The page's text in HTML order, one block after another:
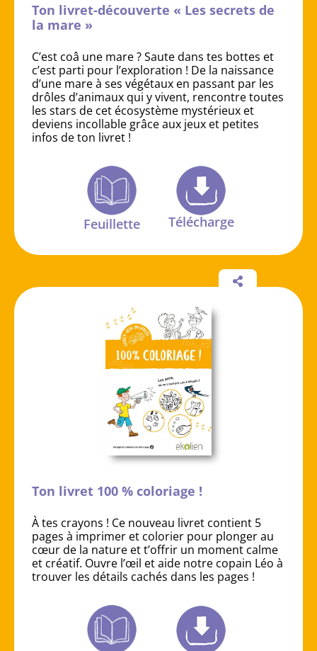
Ton livret-découverte « Les secrets de
la mare »
C’est coâ une mare ? Saute dans tes bottes et
c’est parti pour l’exploration ! De la naissance
d’une mare à ses végétaux en passant par les
drôles d’animaux qui y vivent, rencontre toutes
les stars de cet écosystème mystérieux et
deviens incollable grâce aux jeux et petites
infos de ton livret !
Feuillette Télécharge
Ton livret 100 % coloriage !
À tes crayons ! Ce nouveau livret contient 5
pages à imprimer et colorier pour plonger au
cœur de la nature et t’offrir un moment calme
et créatif. Ouvre l’œil et aide notre copain Léo à
trouver les détails cachés dans les pages !